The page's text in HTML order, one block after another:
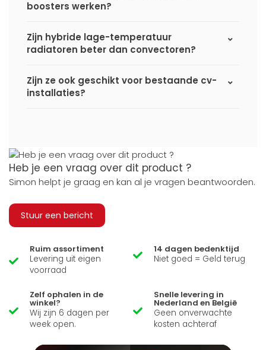
boosters werken?
Zijn hybride lage-temperatuur
radiatoren beter dan convectoren?
Zijn ze ook geschikt voor bestaande cv-
installaties?
Heb je een vraag over dit product ?
Simon helpt je graag en kan al je vragen beantwoorden.
Stuur een bericht
Ruim assortiment
Levering uit eigen
voorraad
14 dagen bedenktijd
Niet goed = Geld terug
Zelf ophalen in de
winkel?
Wij zijn 6 dagen per
week open.
Snelle levering in
Nederland en België
Geen onverwachte
kosten achteraf